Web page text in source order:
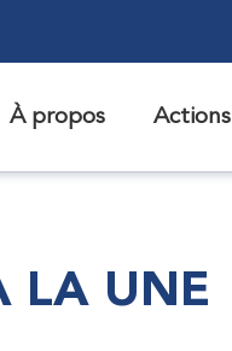
À propos Actions
LA UNE